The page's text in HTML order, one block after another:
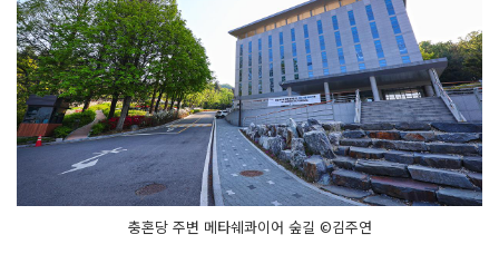
충혼당 주변 메타쉐콰이어 숲길 ©김주연